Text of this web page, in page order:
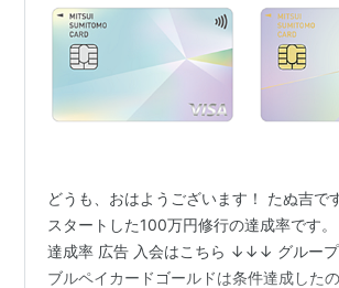
どうも、おはようございます！ たぬ吉で
スタートした100万円修行の達成率です
達成率 広告 入会はこちら ↓↓↓ グルー
ブルペイカードゴールドは条件達成した